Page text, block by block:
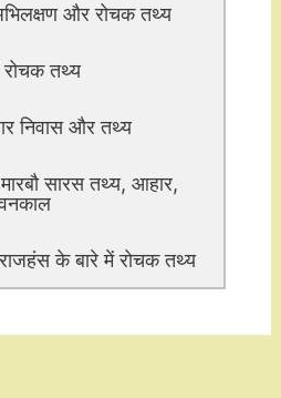
और रोचक तथ्य
तथ्य
निवास और तथ्य
सारस तथ्य, आहार,
के बारे में रोचक तथ्य